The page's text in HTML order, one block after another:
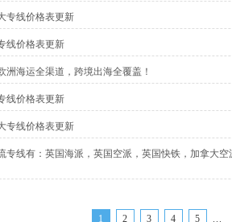
专线价格表更新
线价格表更新
洲海运全渠道，跨境出海全覆盖！
线价格表更新
专线价格表更新
专线有：英国海派，英国空派，英国快铁，加拿大
1 2 3 4 5 ...